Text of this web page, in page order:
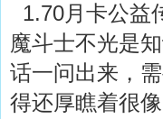
1.70月卡公益
魔斗士不光是
话一问出来，
得还厚瞧着很